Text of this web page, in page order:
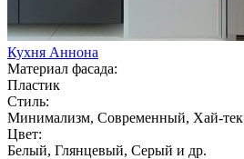
Кухня Аннона
Материал фасада:
Пластик
Стиль:
Минимализм, Современный, Хай-тек
Цвет:
Белый, Глянцевый, Серый и др.